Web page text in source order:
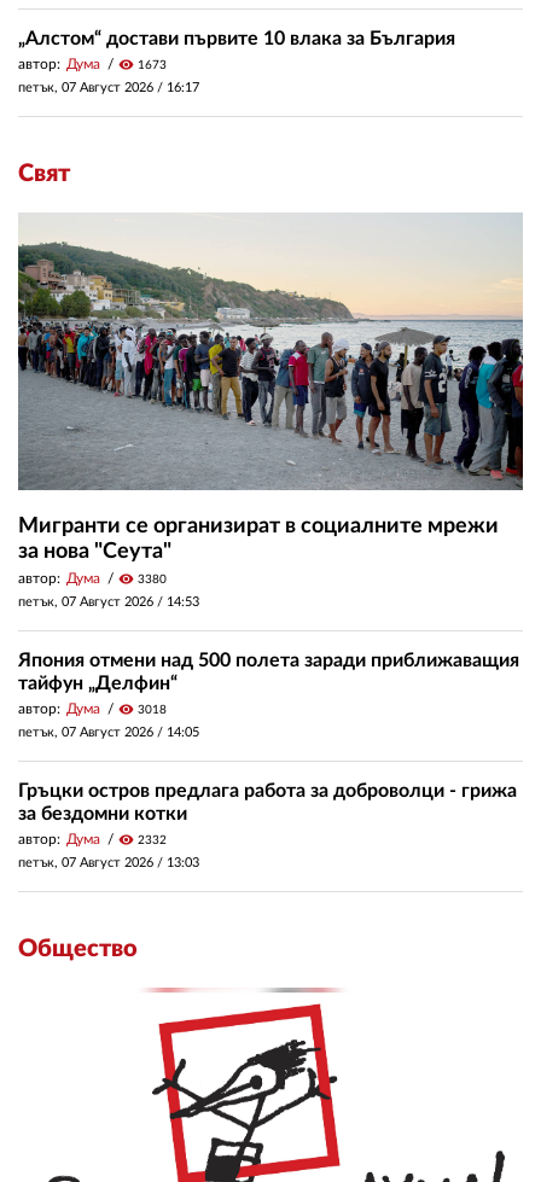
„Алстом“ достави първите 10 влака за България
автор: Дума visibility 1673
петък, 07 Август 2026 / 16:17
Свят
Мигранти се организират в социалните мрежи
за нова "Сеута"
автор: Дума visibility 3380
петък, 07 Август 2026 / 14:53
Япония отмени над 500 полета заради приближаващия
тайфун „Делфин“
автор: Дума visibility 3018
петък, 07 Август 2026 / 14:05
Гръцки остров предлага работа за доброволци - грижа
за бездомни котки
автор: Дума visibility 2332
петък, 07 Август 2026 / 13:03
Общество